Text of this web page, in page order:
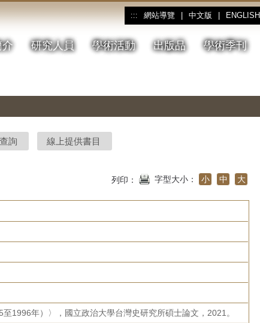
::: 網站導覽 中文版 ENGLISH
介 研究人員 學術活動 出版品 學術季刊
詢 線上提供書目
列印： 字型大小： 小 中 大
1996年）〉，國立政治大學台灣史研究所碩士論文，2021。